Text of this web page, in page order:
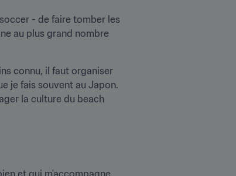
- de faire tomber les
au plus grand nombre
connu, il faut organiser
je fais souvent au Japon.
la culture du beach
et qui m'accompagne